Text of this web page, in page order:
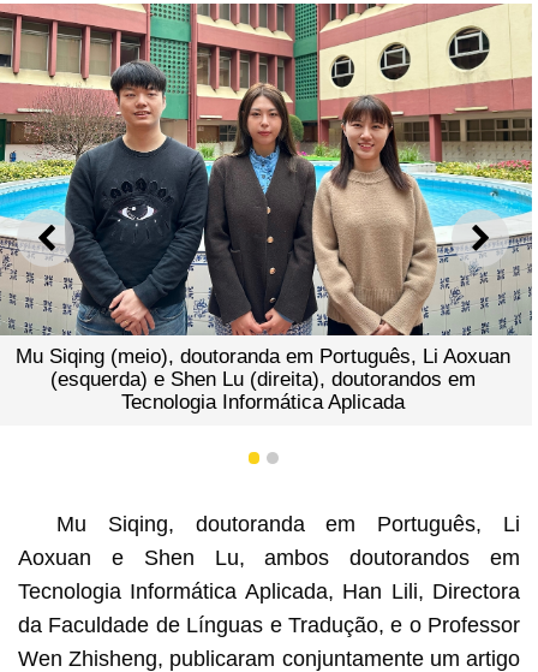
ANTERIOR
Li Aoxuan
em
Certificado de
1 2
Mu Siqing, doutoranda em Português, Li
Aoxuan e Shen Lu, ambos doutorandos em
Tecnologia Informática Aplicada, Han Lili, Directora
da Faculdade de Línguas e Tradução, e o Professor
Wen Zhisheng, publicaram conjuntamente um artigo